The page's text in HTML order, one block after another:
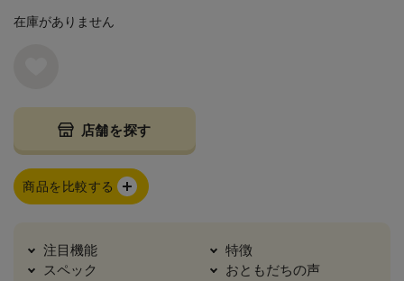
在庫がありません
店舗を探す
商品を比較する
注目機能
特徴
スペック
おともだちの声